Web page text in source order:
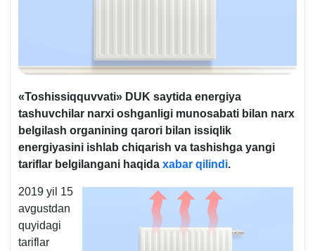
«Toshissiqquvvati» DUK saytida energiya
tashuvchilar narхi oshganligi munosabati bilan narх
belgilash organining qarori bilan issiqlik
energiyasini ishlab chiqarish va tashishga yangi
tariflar belgilangani haqida хabar qilindi.
2019 yil 15
avgustdan
quyidagi
tariflar